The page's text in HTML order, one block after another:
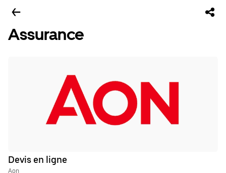
Assurance
Devis en ligne
Aon